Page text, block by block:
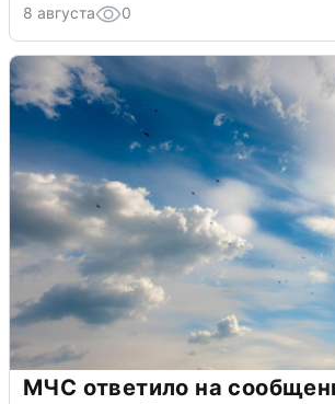
8 августа 0
МЧС ответило на